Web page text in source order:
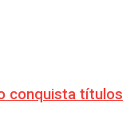
conquista títulos